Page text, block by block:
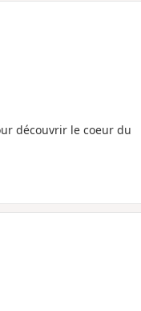
découvrir le coeur du